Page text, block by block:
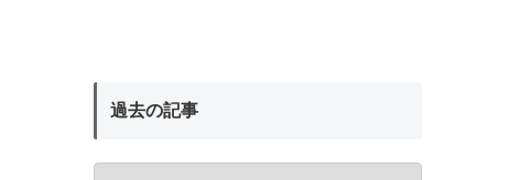
過去の記事